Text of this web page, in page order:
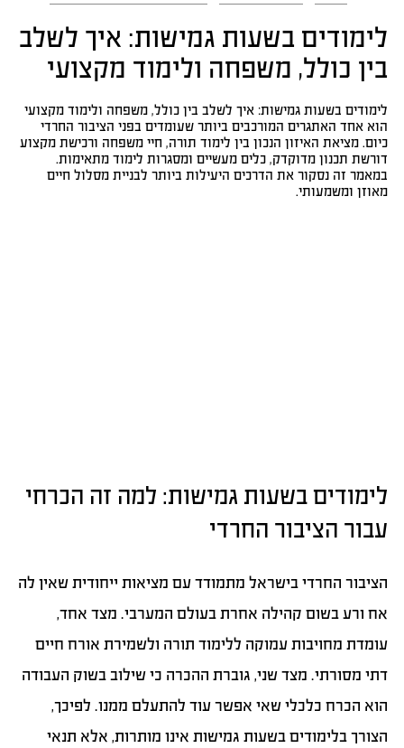
לימודים בשעות גמישות: איך לשלב
בין כולל, משפחה ולימוד מקצועי
לימודים בשעות גמישות: איך לשלב בין כולל, משפחה ולימוד מקצועי
הוא אחד האתגרים המורכבים ביותר שעומדים בפני הציבור החרדי
כיום. מציאת האיזון הנכון בין לימוד תורה, חיי משפחה ורכישת מקצוע
דורשת תכנון מדוקדק, כלים מעשיים ומסגרות לימוד מתאימות.
במאמר זה נסקור את הדרכים היעילות ביותר לבניית מסלול חיים
מאוזן ומשמעותי.
לימודים בשעות גמישות: למה זה הכרחי
עבור הציבור החרדי
הציבור החרדי בישראל מתמודד עם מציאות ייחודית שאין לה
אח ורע בשום קהילה אחרת בעולם המערבי. מצד אחד,
עומדת מחויבות עמוקה ללימוד תורה ולשמירת אורח חיים
דתי מסורתי. מצד שני, גוברת ההכרה כי שילוב בשוק העבודה
הוא הכרח כלכלי שאי אפשר עוד להתעלם ממנו. לפיכך,
הצורך בלימודים בשעות גמישות אינו מותרות, אלא תנאי